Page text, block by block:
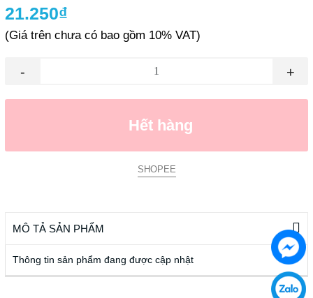
21.250₫
(Giá trên chưa có bao gồm 10% VAT)
- +
Hết hàng
SHOPEE
MÔ TẢ SẢN PHẨM
Thông tin sản phẩm đang được cập nhật